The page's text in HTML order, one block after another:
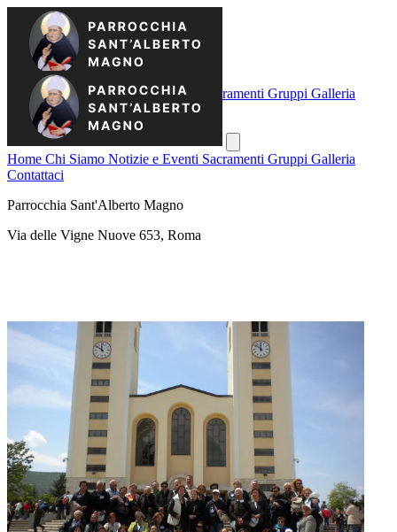
HomeChi SiamoNotizie e Eventi Sacramenti Gruppi Galleria
Contattaci
Home Chi Siamo Notizie e Eventi Sacramenti Gruppi Galleria
Contattaci
Parrocchia Sant'Alberto Magno
Via delle Vigne Nuove 653, Roma